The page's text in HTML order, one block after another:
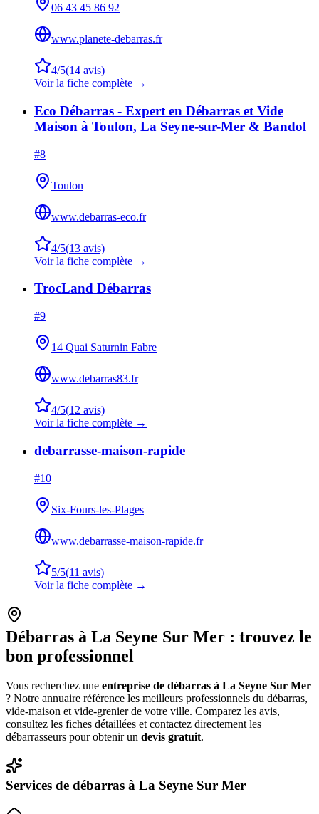
06 43 45 86 92
www.planete-debarras.fr
4/5(14 avis)
Voir la fiche complète →
Eco Débarras - Expert en Débarras et Vide
Maison à Toulon, La Seyne-sur-Mer & Bandol
#8
Toulon
www.debarras-eco.fr
4/5(13 avis)
Voir la fiche complète →
TrocLand Débarras
#9
14 Quai Saturnin Fabre
www.debarras83.fr
4/5(12 avis)
Voir la fiche complète →
debarrasse-maison-rapide
#10
Six-Fours-les-Plages
www.debarrasse-maison-rapide.fr
5/5(11 avis)
Voir la fiche complète →
Débarras à La Seyne Sur Mer : trouvez le
bon professionnel
Vous recherchez une entreprise de débarras à La Seyne Sur Mer
? Notre annuaire référence les meilleurs professionnels du débarras,
vide-maison et vide-grenier de votre ville. Comparez les avis,
consultez les fiches détaillées et contactez directement les
débarrasseurs pour obtenir un devis gratuit.
Services de débarras à La Seyne Sur Mer